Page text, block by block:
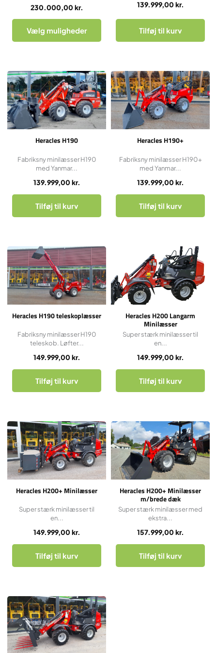
230.000,00 kr.
Vælg muligheder
139.999,00 kr.
Tilføj til kurv
Heracles H190
139.999,00 kr.
Fabriksny minilæsser H190
med Yanmar...
Tilføj til kurv
Heracles H190+
139.999,00 kr.
Fabriksny minilæsser H190+
med Yanmar...
Tilføj til kurv
Heracles H190 teleskoplæsser
149.999,00 kr.
Fabriksny minilæsser H190
teleskob. Løfter...
Tilføj til kurv
Heracles H200 Langarm
Minilæsser
149.999,00 kr.
Super stærk minilæsser til
en...
Tilføj til kurv
Heracles H200+ Minilæsser
149.999,00 kr.
Super stærk minilæsser til
en...
Tilføj til kurv
Heracles H200+ Minilæsser
m/brede dæk
157.999,00 kr.
Super stærk minilæsser med
ekstra...
Tilføj til kurv